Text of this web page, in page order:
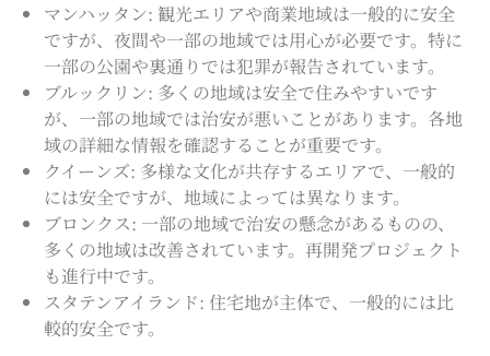
マンハッタン: 観光エリアや商業地域は一般的に安全
ですが、夜間や一部の地域では用心が必要です。特に
一部の公園や裏通りでは犯罪が報告されています。
ブルックリン: 多くの地域は安全で住みやすいです
が、一部の地域では治安が悪いことがあります。各地
域の詳細な情報を確認することが重要です。
クイーンズ: 多様な文化が共存するエリアで、一般的
には安全ですが、地域によっては異なります。
ブロンクス: 一部の地域で治安の懸念があるものの、
多くの地域は改善されています。再開発プロジェクト
も進行中です。
スタテンアイランド: 住宅地が主体で、一般的には比
較的安全です。